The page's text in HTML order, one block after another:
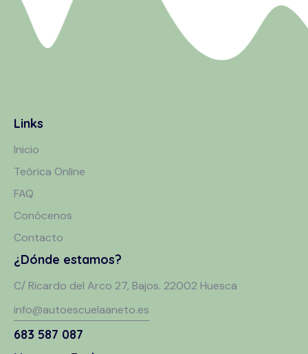
Links
Inicio
Teórica Online
FAQ
Conócenos
Contacto
¿Dónde estamos?
C/ Ricardo del Arco 27, Bajos. 22002 Huesca
info@autoescuelaaneto.es
683 587 087